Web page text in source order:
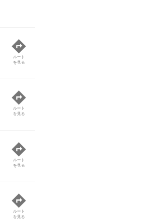
ルート
を見る
ルート
を見る
ルート
を見る
ルート
を見る